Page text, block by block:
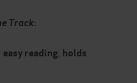
Track:
easy reading holds